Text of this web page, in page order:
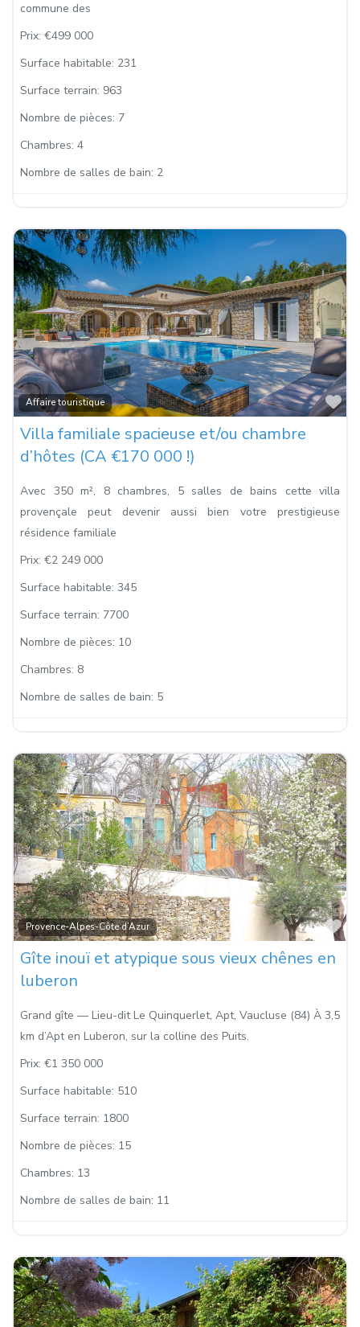
commune des
Prix: €499 000
Surface habitable: 231
Surface terrain: 963
Nombre de pièces: 7
Chambres: 4
Nombre de salles de bain: 2
Affaire touristique
Villa familiale spacieuse et/ou chambre
d’hôtes (CA €170 000 !)
Avec 350 m², 8 chambres, 5 salles de bains cette villa
provençale peut devenir aussi bien votre prestigieuse
résidence familiale
Prix: €2 249 000
Surface habitable: 345
Surface terrain: 7700
Nombre de pièces: 10
Chambres: 8
Nombre de salles de bain: 5
Provence-Alpes-Côte d’Azur
Gîte inouï et atypique sous vieux chênes en
luberon
Grand gîte — Lieu-dit Le Quinquerlet, Apt, Vaucluse (84) À 3,5
km d’Apt en Luberon, sur la colline des Puits.
Prix: €1 350 000
Surface habitable: 510
Surface terrain: 1800
Nombre de pièces: 15
Chambres: 13
Nombre de salles de bain: 11